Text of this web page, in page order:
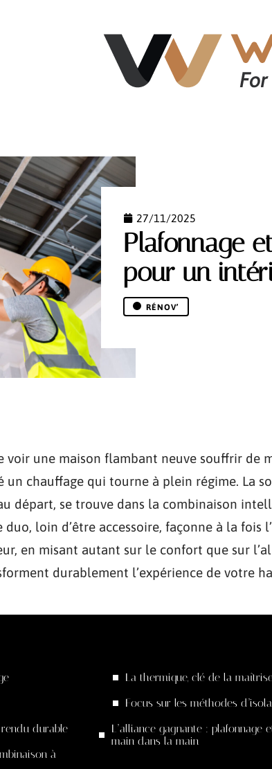
27/11/2025
Plafonnage
pour un
RÉNOV’
voir une maison flambant neuve souffrir de
un chauffage qui tourne à plein régime. La
départ, se trouve dans la combinaison
loin d’être accessoire, façonne à la fois
en misant autant sur le confort que sur
durablement l’expérience de votre
durable
à
La thermique, clé de la
Focus sur les méthodes
L’alliance gagnante : plafonnage
main dans la main